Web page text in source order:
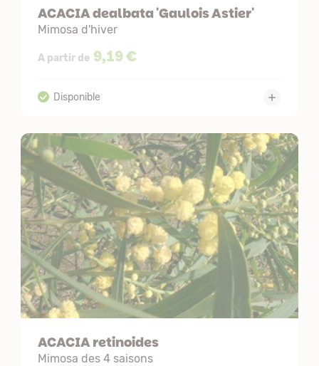
ACACIA dealbata 'Gaulois Astier'
Mimosa d'hiver
A partir de 9,19 €
ACACIA retinoides
Mimosa des 4 saisons